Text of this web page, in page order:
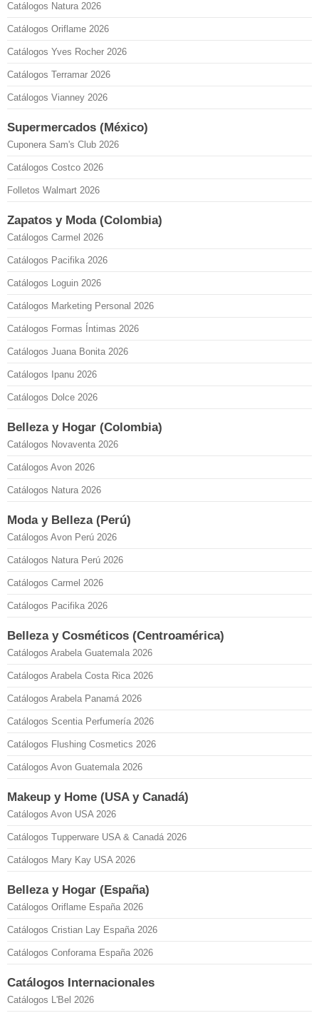
Catálogos Natura 2026
Catálogos Oriflame 2026
Catálogos Yves Rocher 2026
Catálogos Terramar 2026
Catálogos Vianney 2026
Supermercados (México)
Cuponera Sam's Club 2026
Catálogos Costco 2026
Folletos Walmart 2026
Zapatos y Moda (Colombia)
Catálogos Carmel 2026
Catálogos Pacifika 2026
Catálogos Loguin 2026
Catálogos Marketing Personal 2026
Catálogos Formas Íntimas 2026
Catálogos Juana Bonita 2026
Catálogos Ipanu 2026
Catálogos Dolce 2026
Belleza y Hogar (Colombia)
Catálogos Novaventa 2026
Catálogos Avon 2026
Catálogos Natura 2026
Moda y Belleza (Perú)
Catálogos Avon Perú 2026
Catálogos Natura Perú 2026
Catálogos Carmel 2026
Catálogos Pacifika 2026
Belleza y Cosméticos (Centroamérica)
Catálogos Arabela Guatemala 2026
Catálogos Arabela Costa Rica 2026
Catálogos Arabela Panamá 2026
Catálogos Scentia Perfumería 2026
Catálogos Flushing Cosmetics 2026
Catálogos Avon Guatemala 2026
Makeup y Home (USA y Canadá)
Catálogos Avon USA 2026
Catálogos Tupperware USA & Canadá 2026
Catálogos Mary Kay USA 2026
Belleza y Hogar (España)
Catálogos Oriflame España 2026
Catálogos Cristian Lay España 2026
Catálogos Conforama España 2026
Catálogos Internacionales
Catálogos L'Bel 2026